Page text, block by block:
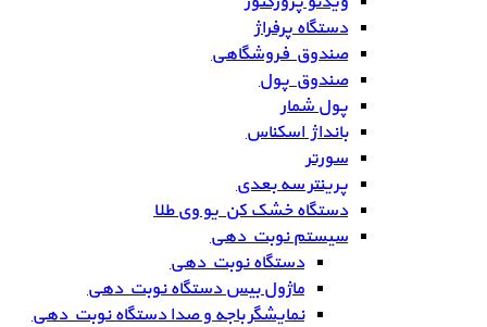
دستگاه پرفراژ
صندوق فروشگاهی
صندوق پول
پول شمار
بانداژ اسکناس
سورتر
پرینتر سه بعدی
دستگاه خشک کن یو وی طلا
سیستم نوبت دهی
دستگاه نوبت دهی
ماژول بیس دستگاه نوبت دهی
نمایشگر باجه و صدا دستگاه نوبت دهی